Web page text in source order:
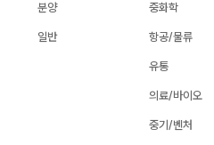
분양
일반
중화학
항공/물류
유통
의료/바이오
중기/벤처